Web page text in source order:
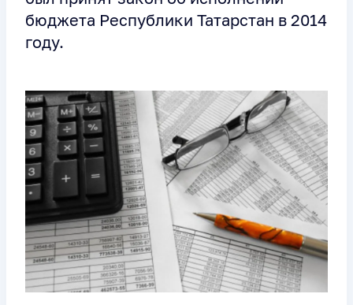
бюджета Республики Татарстан в 2014
году.